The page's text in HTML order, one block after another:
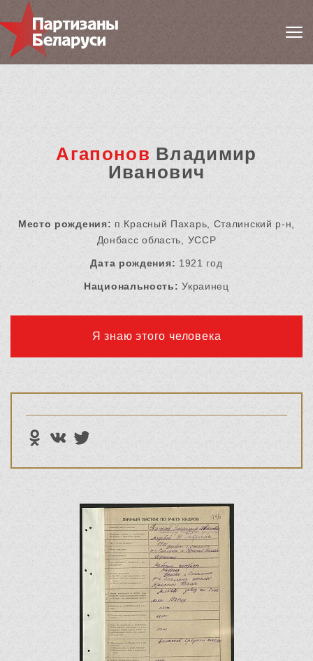
Агапонов Владимир
Иванович
Место рождения: п.Красный Пахарь, Сталинский р-н,
Донбасс область, УССР
Дата рождения: 1921 год
Национальность: Украинец
Я знаю этого человека